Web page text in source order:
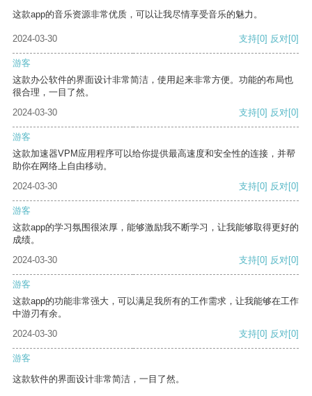
这款app的音乐资源非常优质，可以让我尽情享受音乐的魅力。
2024-03-30 支持[0] 反对[0]
游客
这款办公软件的界面设计非常简洁，使用起来非常方便。功能的布局也
很合理，一目了然。
2024-03-30
支持[0] 反对[0]
游客
这款加速器VPM应用程序可以给你提供最高速度和安全性的连接，并帮
助你在网络上自由移动。
2024-03-30
支持[0] 反对[0]
游客
这款app的学习氛围很浓厚，能够激励我不断学习，让我能够取得更好的
成绩。
2024-03-30
支持[0] 反对[0]
游客
这款app的功能非常强大，可以满足我所有的工作需求，让我能够在工作
中游刃有余。
2024-03-30
支持[0] 反对[0]
游客
这款软件的界面设计非常简洁，一目了然。